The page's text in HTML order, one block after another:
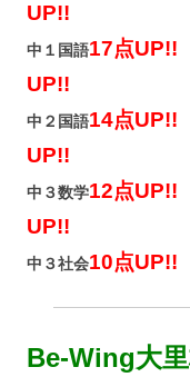
UP!!
中１国語17点UP!!
UP!!
中２国語14点UP!!
UP!!
中３数学12点UP!!
UP!!
中３社会10点UP!!
Be-Wing大